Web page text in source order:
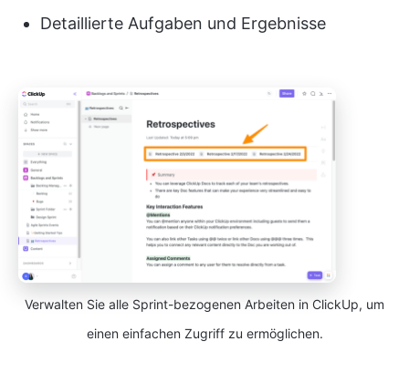
Detaillierte Aufgaben und Ergebnisse
Verwalten Sie alle Sprint-bezogenen Arbeiten in ClickUp, um
einen einfachen Zugriff zu ermöglichen.